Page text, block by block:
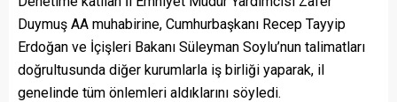
Duymuş AA muhabirine, Cumhurbaşkanı Recep Tayyip
Erdoğan ve İçişleri Bakanı Süleyman Soylu’nun talimatları
doğrultusunda diğer kurumlarla iş birliği yaparak, il
genelinde tüm önlemleri aldıklarını söyledi.